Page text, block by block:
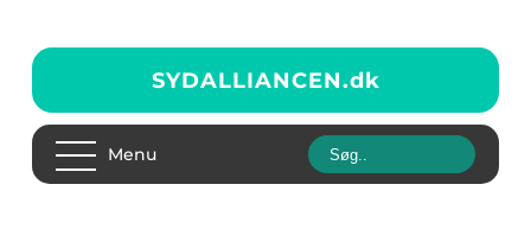
SYDALLIANCEN.dk
Menu